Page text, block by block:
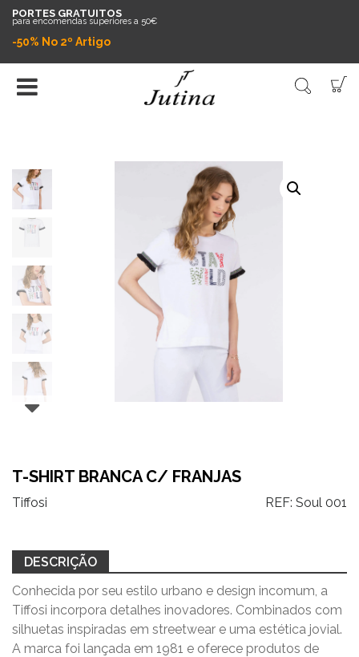
PORTES GRATUITOS
para encomendas superiores a 50€
-50% No 2º Artigo
T-SHIRT BRANCA C/ FRANJAS
Tiffosi REF: Soul 001
DESCRIÇÃO
Conhecida por seu estilo urbano e design incomum, a
Tiffosi incorpora detalhes inovadores. Combinados com
silhuetas inspiradas em streetwear e uma estética jovial.
A marca foi lançada em 1981 e oferece produtos de